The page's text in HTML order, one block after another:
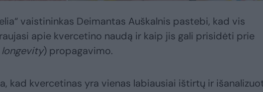
vaistininkas Deimantas Auškalnis pastebi, kad vis
apie kvercetino naudą ir kaip jis gali prisidėti prie
longevity) propagavimo.
kad kvercetinas yra vienas labiausiai ištirtų ir